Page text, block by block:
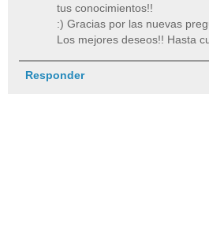
tus conocimientos!!
:) Gracias por las nuevas
Los mejores deseos!! Hasta
Responder